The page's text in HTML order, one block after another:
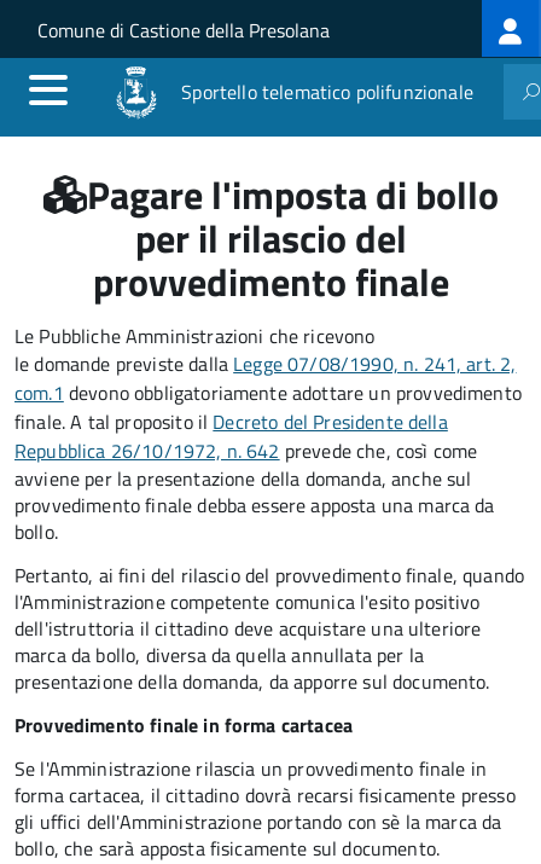
Salta al contenuto principale
Skip to site navigation
Comune di Castione della Presolana
Sportello telematico polifunzionale
Pagare l'imposta di bollo
per il rilascio del
provvedimento finale
Le Pubbliche Amministrazioni che ricevono
le domande previste dalla Legge 07/08/1990, n. 241, art. 2,
com.1 devono obbligatoriamente adottare un provvedimento
finale. A tal proposito il Decreto del Presidente della
Repubblica 26/10/1972, n. 642 prevede che, così come
avviene per la presentazione della domanda, anche sul
provvedimento finale debba essere apposta una marca da
bollo.
Pertanto, ai fini del rilascio del provvedimento finale, quando
l'Amministrazione competente comunica l'esito positivo
dell'istruttoria il cittadino deve acquistare una ulteriore
marca da bollo, diversa da quella annullata per la
presentazione della domanda, da apporre sul documento.
Provvedimento finale in forma cartacea
Se l'Amministrazione rilascia un provvedimento finale in
forma cartacea, il cittadino dovrà recarsi fisicamente presso
gli uffici dell'Amministrazione portando con sè la marca da
bollo, che sarà apposta fisicamente sul documento.